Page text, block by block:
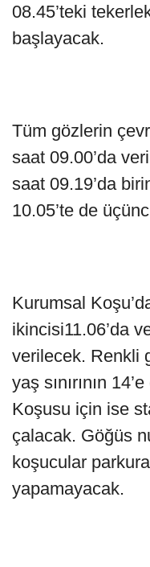
08.45’teki
başlayacak.
Tüm gözlerin
saat 09.00’da
saat 09.19’da
10.05’te de
Kurumsal
ikincisi11.06’da
verilecek. Renkli
yaş sınırının
Koşusu için ise
çalacak. Göğüs
koşucular
yapamayacak.